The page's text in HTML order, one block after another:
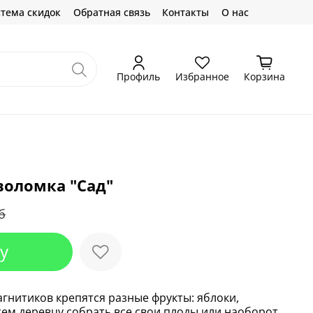
скидок Обратная связь Контакты О нас
Профиль Избранное Корзина
"Сад"
крепятся разные фрукты: яблоки,